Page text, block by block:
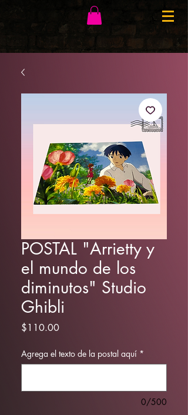
POSTAL "Arrietty y
el mundo de los
diminutos" Studio
Ghibli
$110.00Precio
Agrega el texto de la postal aquí *
0/500